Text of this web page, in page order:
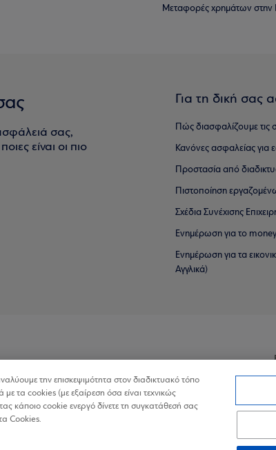
Μεταφορές χρημάτων στην
σας,
είναι οι πιο
Για τη δική σας
Πώς διασφαλίζουμε τις
Κανόνες ασφαλείας για
Προστασία από
Πιστοποίηση
Σχέδια Συνέχισης
Ενημέρωση για το
Ενημέρωση για τα
Αγγλικά)
την επισκεψιμότητα στον διαδικτυακό τόπο
με τα cookies (με εξαίρεση όσα είναι τεχνικώς
κάποιο cookie ενεργό δίνετε τη συγκατάθεσή σας
Cookies.